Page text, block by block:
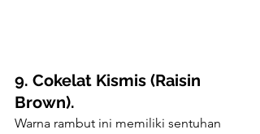
9. Cokelat Kismis (Raisin
Brown).
Warna rambut ini memiliki sentuhan